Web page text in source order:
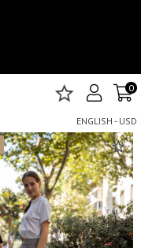
0
ENGLISH - USD